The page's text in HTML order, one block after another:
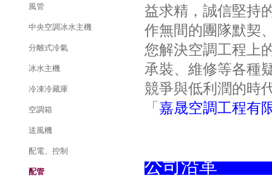
風管
中央空調冰水主機
分離式冷氣
冰水主機
冷凍冷藏庫
空調箱
送風機
配電、控制
配管
益求精，誠信堅持
作無間的團隊默契
您解決空調工程上
承裝、維修等各種
競爭與低利潤的時
「 嘉晟空調工程有
公司沿革